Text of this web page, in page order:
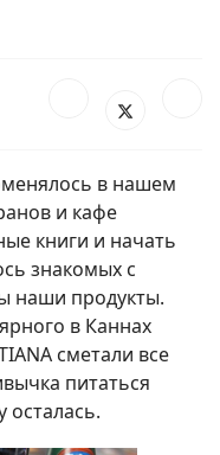
в нашем
и кафе
книги и начать
знакомых с
наши продукты.
в Каннах
сметали все
питаться